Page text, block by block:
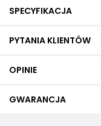
SPECYFIKACJA
PYTANIA KLIENTÓW
OPINIE
GWARANCJA